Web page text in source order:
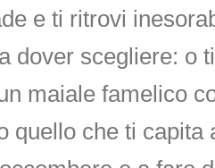
e ti ritrovi
dover scegliere: o
maiale famelico
quello che ti capita